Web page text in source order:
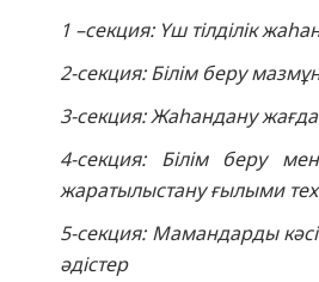
1 –секция: Үш тілділік
2-секция: Білім беру
3-секция: Жаһандану
4-секция: Білім беру
жаратылыстану ғылыми
5-секция: Мамандарды
әдістер